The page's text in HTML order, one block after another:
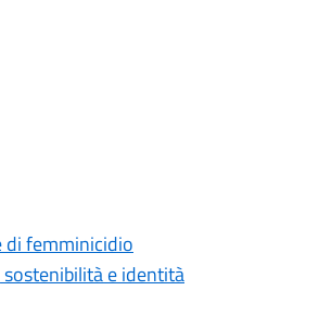
di femminicidio
sostenibilità e identità